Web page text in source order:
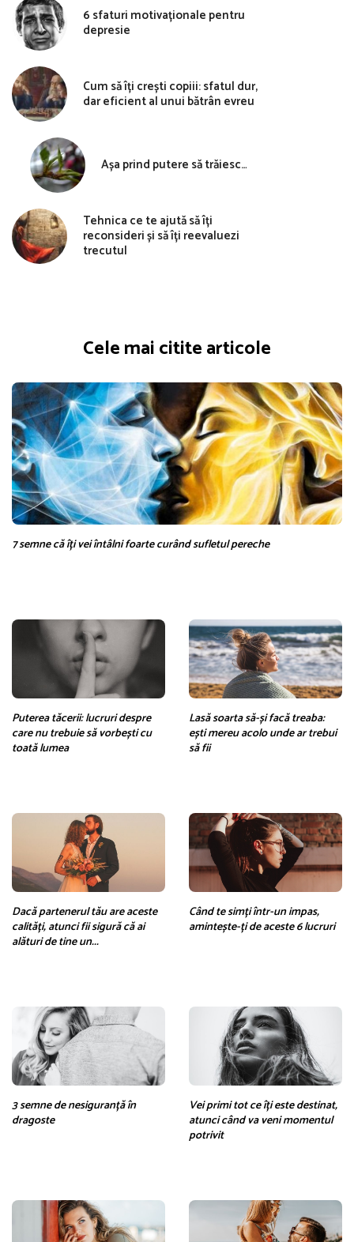
6 sfaturi motivaționale pentru
depresie
Cum să îți crești copiii: sfatul dur,
dar eficient al unui bătrân evreu
Așa prind putere să trăiesc…
Tehnica ce te ajută să îți
reconsideri și să îți reevaluezi
trecutul
Cele mai citite articole
7 semne că îți vei întâlni foarte curând sufletul pereche
Puterea tăcerii: lucruri despre
care nu trebuie să vorbești cu
toată lumea
Lasă soarta să-și facă treaba:
ești mereu acolo unde ar trebui
să fii
Dacă partenerul tău are aceste
calități, atunci fii sigură că ai
alături de tine un...
Când te simți într-un impas,
amintește-ți de aceste 6 lucruri
3 semne de nesiguranță în
dragoste
Vei primi tot ce îți este destinat,
atunci când va veni momentul
potrivit